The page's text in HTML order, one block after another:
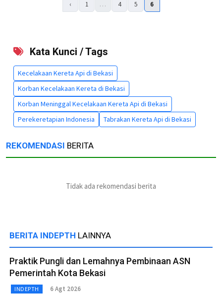
‹ 1 … 4 5 6
Kata Kunci / Tags
Kecelakaan Kereta Api di Bekasi
Korban Kecelakaan Kereta di Bekasi
Korban Meninggal Kecelakaan Kereta Api di Bekasi
Perekeretapian Indonesia
Tabrakan Kereta Api di Bekasi
REKOMENDASI BERITA
Tidak ada rekomendasi berita
BERITA INDEPTH LAINNYA
Praktik Pungli dan Lemahnya Pembinaan ASN
Pemerintah Kota Bekasi
INDEPTH 6 Agt 2026